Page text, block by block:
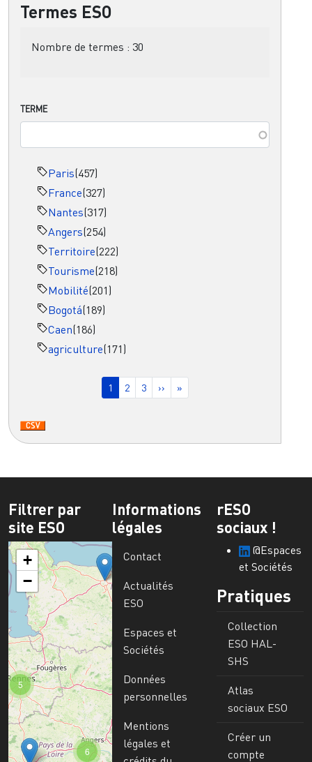
Termes ESO
Nombre de termes : 30
TERME
Paris(457)
France(327)
Nantes(317)
Angers(254)
Territoire(222)
Tourisme(218)
Mobilité(201)
Bogotá(189)
Caen(186)
agriculture(171)
Page courante
1 Page
2 Page
3 Page suivante
›› Dernière page
»
Filtrer par
site ESO
6
5
+
−
Informations
légales
Contact
Actualités
ESO
Espaces et
Sociétés
Données
personnelles
Mentions
légales et
rESO
sociaux !
@Espaces
et Sociétés
Pratiques
Collection
ESO HAL-
SHS
Atlas
sociaux ESO
Créer un
compte